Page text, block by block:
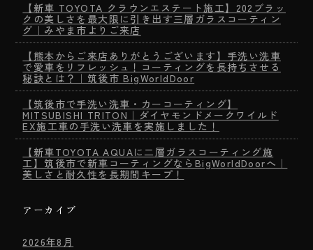
【新車 TOYOTA クラウンエステート施工】202ブラッ
クの美しさを最大限に引き出す三層ガラスコーティン
グ｜みやま市よりご来店
【熊本からご来店ありがとうございます】手洗い洗車
で愛車をリフレッシュ！コーティングを長持ちさせる
秘訣とは？｜筑後市 BigWorldDoor
【筑後市で手洗い洗車・カーコーティング】
MITSUBISHI TRITON｜ダイヤモンドメークワイルド
EX施工車の手洗い洗車を実施しました！
【新車TOYOTA AQUAに二層ガラスコーティング施
工】筑後市で新車コーティングならBigWorldDoorへ｜
美しさと耐久性を長期間キープ！
アーカイブ
2026年8月